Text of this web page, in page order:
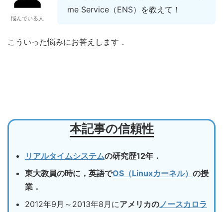
悩んでいる人
me Service（ENS）を教えて！
こういった悩みにお答えします．
本記事の信頼性
リアルタイムシステムの研究歴12年．
東大教員の時に，英語でOS（Linuxカーネル） の授
業．
2012年9月～2013年8月にアメリカのノースカロラ